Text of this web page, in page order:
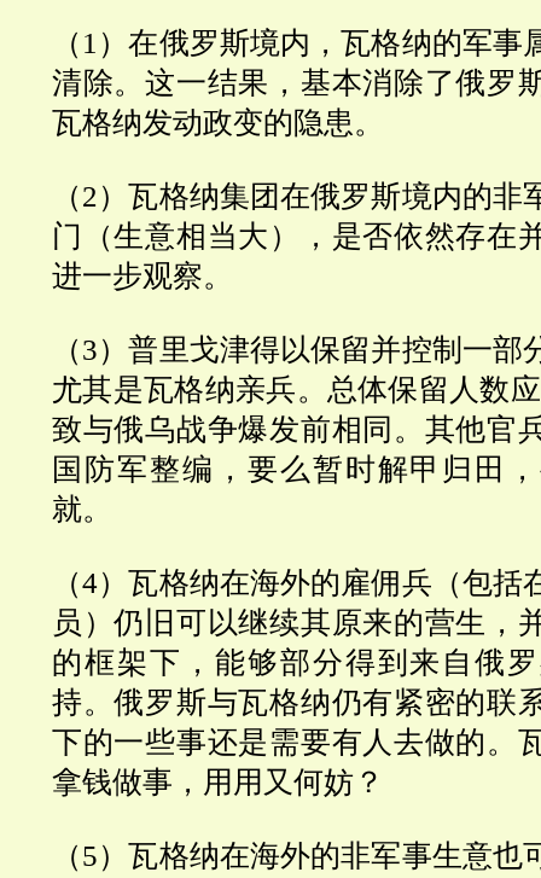
（ 1 ）在俄罗斯境内，瓦格纳的军事
清除。这一结果，基本消除了俄罗
瓦格纳发动政变的隐患。
（2）瓦格纳集团在俄罗斯境内的非
门（生意相当大），是否依然存在
进一步观察。
（3）普里戈津得以保留并控制一部
尤其是瓦格纳亲兵。总体保留人数
致与俄乌战争爆发前相同。其他官
国防军整编，要么暂时解甲归田
就。
（4）瓦格纳在海外的雇佣兵（包括
员）仍旧可以继续其原来的营生，
的框架下，能够部分得到来自俄
持。俄罗斯与瓦格纳仍有紧密的联
下的一些事还是需要有人去做的。
拿钱做事，用用又何妨？
（5）瓦格纳在海外的非军事生意也